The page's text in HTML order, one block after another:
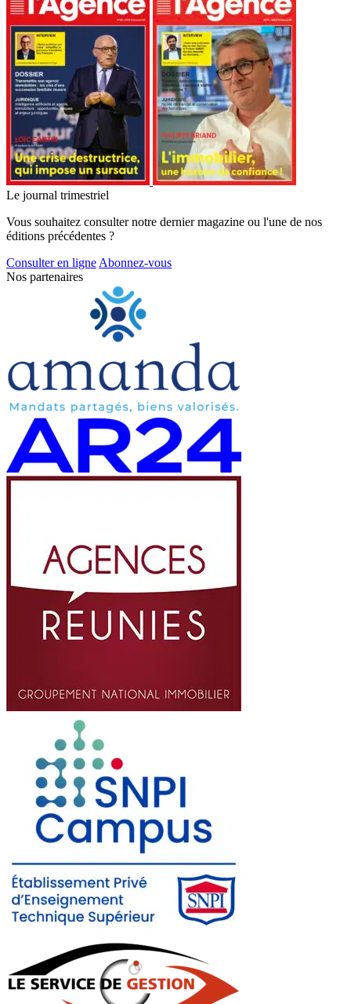
Le journal trimestriel
Vous souhaitez consulter notre dernier magazine ou l'une de nos
éditions précédentes ?
Consulter en ligne Abonnez-vous
Nos partenaires